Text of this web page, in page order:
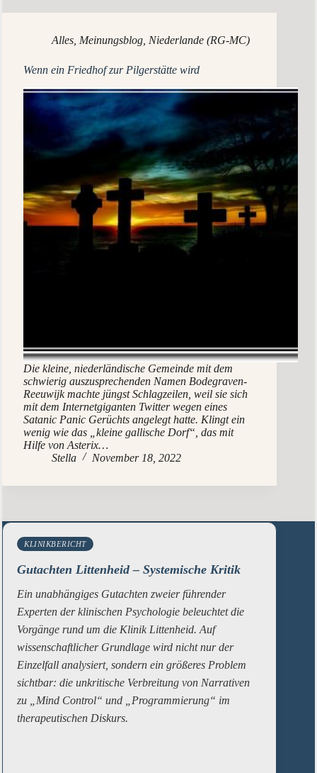
Alles Meinungsblog Niederlande (RG-MC)
Wenn ein Friedhof zur Pilgerstätte wird
Die kleine, niederländische Gemeinde mit dem
schwierig auszusprechenden Namen Bodegraven-
Reeuwijk machte jüngst Schlagzeilen, weil sie sich
mit dem Internetgiganten Twitter wegen eines
Satanic Panic Gerüchts angelegt hatte. Klingt ein
wenig wie das „kleine gallische Dorf“, das mit
Hilfe von Asterix…
Stella
November 18, 2022
KLINIKBERICHT
Gutachten Littenheid – Systemische Kritik
Ein unabhängiges Gutachten zweier führender
Experten der klinischen Psychologie beleuchtet die
Vorgänge rund um die Klinik Littenheid. Auf
wissenschaftlicher Grundlage wird nicht nur der
Einzelfall analysiert, sondern ein größeres Problem
sichtbar: die unkritische Verbreitung von Narrativen
zu „Mind Control“ und „Programmierung“ im
therapeutischen Diskurs.